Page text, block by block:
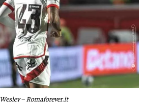
Wesley – Romaforever.it